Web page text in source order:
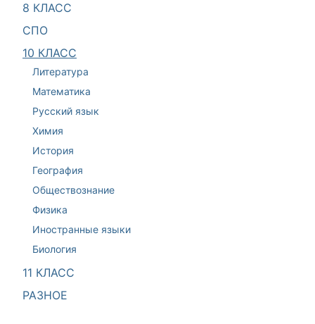
8 КЛАСС
СПО
10 КЛАСС
Литература
Математика
Русский язык
Химия
История
География
Обществознание
Физика
Иностранные языки
Биология
11 КЛАСС
РАЗНОЕ